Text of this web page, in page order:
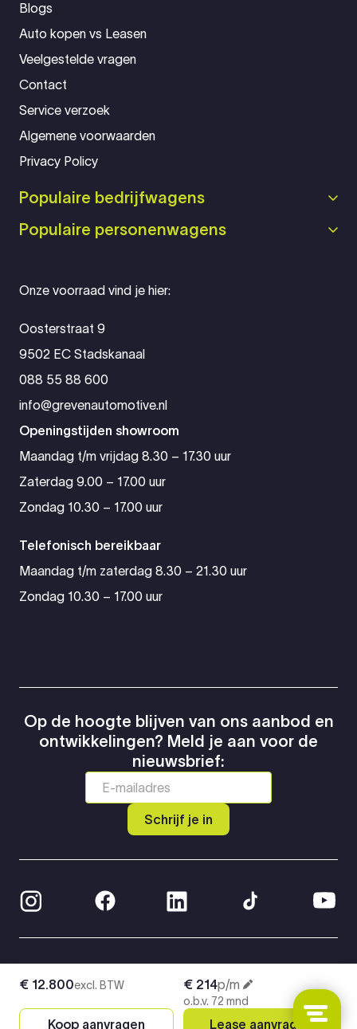
€ 214p/m
o.b.v. 72 mnd
Lease aanvragen
€ 12.800excl. BTW
Koop aanvragen
Onze voorraad vind je hier:
Oosterstraat 9
9502 EC Stadskanaal
088 55 88 600
info@grevenautomotive.nl
Openingstijden showroom
Maandag t/m vrijdag 8.30 – 17.30 uur
Zaterdag 9.00 – 17.00 uur
Zondag 10.30 – 17.00 uur
Telefonisch bereikbaar
Maandag t/m zaterdag 8.30 – 21.30 uur
Zondag 10.30 – 17.00 uur
Blogs
Auto kopen vs Leasen
Veelgestelde vragen
Contact
Service verzoek
Algemene voorwaarden
Privacy Policy
Populaire bedrijfwagens
Populaire personenwagens
Op de hoogte blijven van ons aanbod en
ontwikkelingen? Meld je aan voor de
nieuwsbrief:
Schrijf je in
Algemene voorwaarden